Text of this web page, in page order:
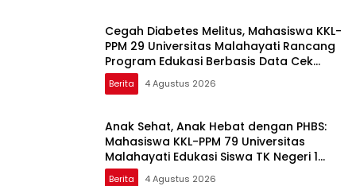
Cegah Diabetes Melitus, Mahasiswa KKL-
PPM 29 Universitas Malahayati Rancang
Program Edukasi Berbasis Data Cek
Kesehatan Gratis di RW 06 Kelurahan
Banjarsari
Berita 4 Agustus 2026
Anak Sehat, Anak Hebat dengan PHBS:
Mahasiswa KKL-PPM 79 Universitas
Malahayati Edukasi Siswa TK Negeri 1
Metro Timur
Berita 4 Agustus 2026